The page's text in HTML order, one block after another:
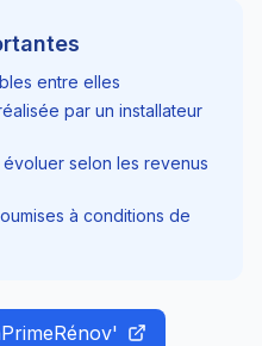
entre elles
par un installateur
selon les revenus
à conditions de